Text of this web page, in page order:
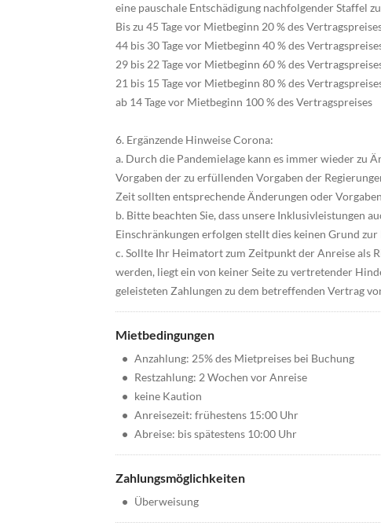
eine pauschale Entschädigung nachfolgender Staffel
Bis zu 45 Tage vor Mietbeginn 20 % des
44 bis 30 Tage vor Mietbeginn 40 % des
29 bis 22 Tage vor Mietbeginn 60 % des
21 bis 15 Tage vor Mietbeginn 80 % des
ab 14 Tage vor Mietbeginn 100 % des Vertragspreises
6. Ergänzende Hinweise Corona:
a. Durch die Pandemielage kann es immer wieder zu
Vorgaben der zu erfüllenden Vorgaben der
Zeit sollten entsprechende Änderungen oder
b. Bitte beachten Sie, dass unsere Inklusivleistungen
Einschränkungen erfolgen stellt dies keinen Grund
c. Sollte Ihr Heimatort zum Zeitpunkt der Anreise als
werden, liegt ein von keiner Seite zu vertretender
geleisteten Zahlungen zu dem betreffenden Vertrag
Mietbedingungen
• Anzahlung: 25% des Mietpreises bei Buchung
• Restzahlung: 2 Wochen vor Anreise
• keine Kaution
• Anreisezeit: frühestens 15:00 Uhr
• Abreise: bis spätestens 10:00 Uhr
Zahlungsmöglichkeiten
• Überweisung